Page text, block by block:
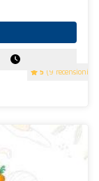
5 (9 recensioni)